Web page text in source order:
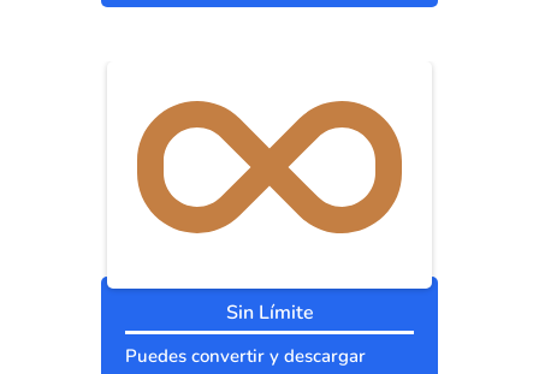
Sin Límite
Puedes convertir y descargar